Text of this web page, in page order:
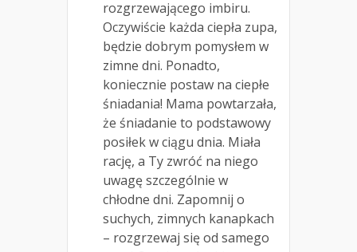
rozgrzewającego imbiru.
Oczywiście każda ciepła zupa,
będzie dobrym pomysłem w
zimne dni. Ponadto,
koniecznie postaw na ciepłe
śniadania! Mama powtarzała,
że śniadanie to podstawowy
posiłek w ciągu dnia. Miała
rację, a Ty zwróć na niego
uwagę szczególnie w
chłodne dni. Zapomnij o
suchych, zimnych kanapkach
– rozgrzewaj się od samego